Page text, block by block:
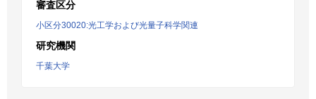
審査区分
小区分30020:光工学および光量子科学関連
研究機関
千葉大学